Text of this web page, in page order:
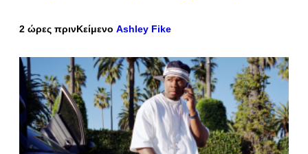
2 ώρες πρινΚείμενο Ashley Fike